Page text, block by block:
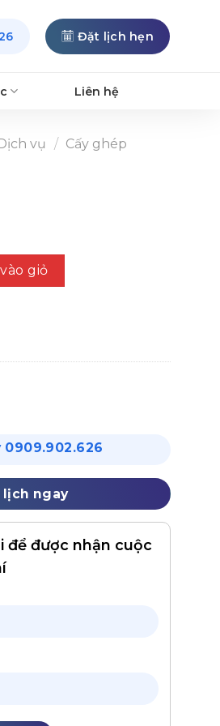
Đặt lịch hẹn
Liên hệ
vụ / Cấy ghép
giỏ
0909.902.626
ngay
để được nhận cuộc